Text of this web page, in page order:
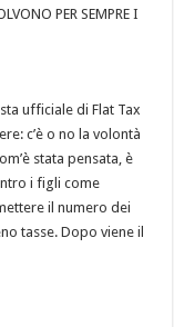
PER SEMPRE I
ufficiale di Flat Tax
c’è o no la volontà
stata pensata, è
i figli come
il numero dei
tasse. Dopo viene il